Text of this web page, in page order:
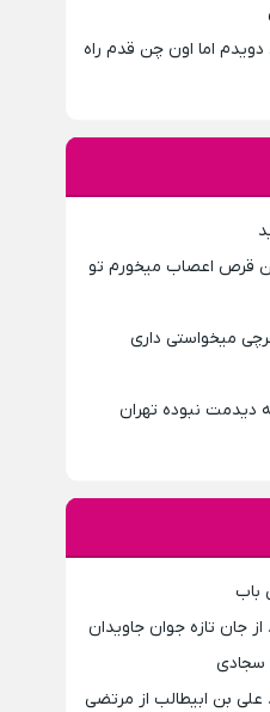
اما اون چن قدم راه
قرص اعصاب میخورم تو
میخواستی داری
دیدمت نبوده تهران
باب
جان تازه جوان جاویدان
سجادی
علی بن ابیطالب از مرتضی